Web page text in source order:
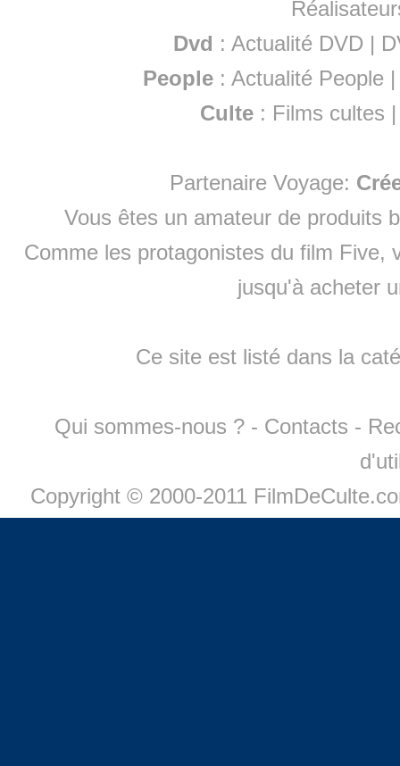
Dvd : Actualité DVD |
People :Actualité People
Culte : Films cultes
Partenaire Voyage:
Vous êtes un amateur de produits
Comme les protagonistes du film Five,
jusqu'à acheter
Ce site est listé dans la
Qui sommes-nous ? - Contacts -
Copyright © 2000-2011